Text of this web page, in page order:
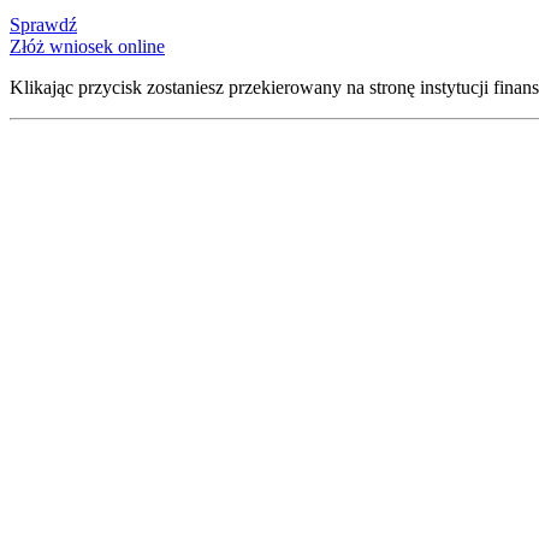
Sprawdź
Złóż wniosek online
Klikając przycisk zostaniesz przekierowany na stronę instytucji